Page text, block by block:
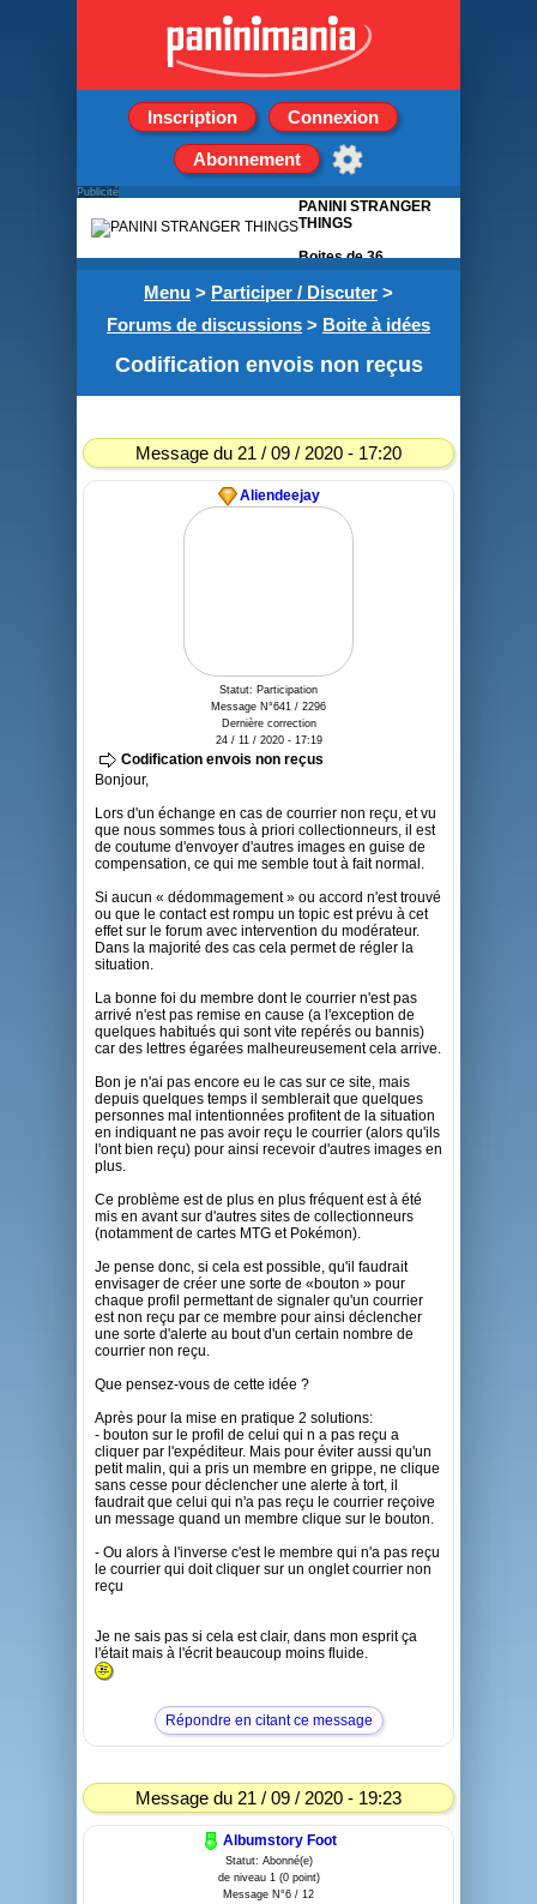
Inscription Connexion
Abonnement
Menu > Participer / Discuter >
Forums de discussions > Boite à idées
Codification envois non reçus
Message du 21 / 09 / 2020 - 17:20
Aliendeejay
Statut: Participation
Message N°641 / 2296
Dernière correction
24 / 11 / 2020 - 17:19
Codification envois non reçus
Bonjour,
Lors d'un échange en cas de courrier non reçu, et vu
que nous sommes tous à priori collectionneurs, il est
de coutume d'envoyer d'autres images en guise de
compensation, ce qui me semble tout à fait normal.
Si aucun « dédommagement » ou accord n'est trouvé
ou que le contact est rompu un topic est prévu à cet
effet sur le forum avec intervention du modérateur.
Dans la majorité des cas cela permet de régler la
situation.
La bonne foi du membre dont le courrier n'est pas
arrivé n'est pas remise en cause (a l'exception de
quelques habitués qui sont vite repérés ou bannis)
car des lettres égarées malheureusement cela arrive.
Bon je n'ai pas encore eu le cas sur ce site, mais
depuis quelques temps il semblerait que quelques
personnes mal intentionnées profitent de la situation
en indiquant ne pas avoir reçu le courrier (alors qu'ils
l'ont bien reçu) pour ainsi recevoir d'autres images en
plus.
Ce problème est de plus en plus fréquent est à été
mis en avant sur d'autres sites de collectionneurs
(notamment de cartes MTG et Pokémon).
Je pense donc, si cela est possible, qu'il faudrait
envisager de créer une sorte de «bouton » pour
chaque profil permettant de signaler qu'un courrier
est non reçu par ce membre pour ainsi déclencher
une sorte d'alerte au bout d'un certain nombre de
courrier non reçu.
Que pensez-vous de cette idée ?
Après pour la mise en pratique 2 solutions:
- bouton sur le profil de celui qui n a pas reçu a
cliquer par l'expéditeur. Mais pour éviter aussi qu'un
petit malin, qui a pris un membre en grippe, ne clique
sans cesse pour déclencher une alerte à tort, il
faudrait que celui qui n'a pas reçu le courrier reçoive
un message quand un membre clique sur le bouton.
- Ou alors à l'inverse c'est le membre qui n'a pas reçu
le courrier qui doit cliquer sur un onglet courrier non
reçu
Je ne sais pas si cela est clair, dans mon esprit ça
l'était mais à l'écrit beaucoup moins fluide.
Répondre en citant ce message
Message du 21 / 09 / 2020 - 19:23
Albumstory Foot
Statut: Abonné(e)
de niveau 1 (0 point)
Message N°6 / 12
Publicité
PANINI STRANGER
THINGS
Boites de 36
pochettes de 5
stickers